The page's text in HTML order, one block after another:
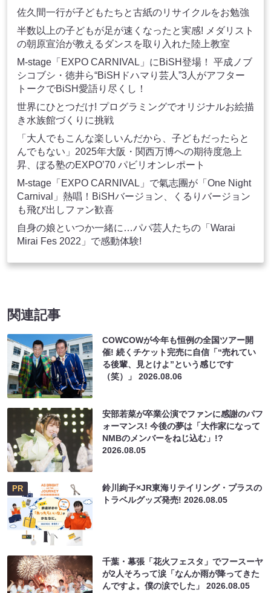
佐久間一行が子どもたちと古紙のリサイクルをお勉強
半数以上の子どもが足が速くなったと実感! メダリスト
の朝原宣治が教えるダンスを取り入れた陸上教室
M-stage「EXPO CARNIVAL」にBiSH登場！ 平成ノブ
シコブシ・徳井ら“BiSHドハマり芸人”3人がアフター
トークでBiSH愛語り尽くし！
世界にひとつだけ! プログラミングでオリジナルお絵描
き水族館づくりに挑戦
「大人でもこんな楽しいんだから、子どもだったらと
んでもない」2025年大阪・関西万博への期待度急上
昇、ぼる塾のEXPO’70 パビリオンレポート
M-stage「EXPO CARNIVAL」で氣志團が「One Night
Carnival」熱唱！BiSHバージョン、くるりバージョン
も飛び出しファン歓喜
自身の娘といつか一緒に…パパ芸人たちの「Warai
Mirai Fes 2022」で感動体験!
関連記事
COWCOWが今年も恒例の全国ツアー開
催! 続くチケット完売に自信「“売れてい
る後輩、見とけよ”という感じです
（笑）」2026.08.06
安部若菜が卒業公演でファンに感謝のパフ
ォーマンス! 今後の夢は「大作家になって
NMBのメンバーをねじ込む」!?
2026.08.05
PR
鈴川絢子×JR東海リテイリング・プラスの
トラベルグッズ発売!2026.08.05
千葉・幕張「花火フェスタ」でフースーヤ
が2人そろって涙「なんか雨が降ってきた
んですよ。僕の涙でした」2026.08.05